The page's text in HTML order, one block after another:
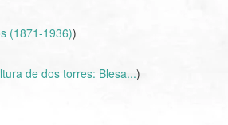
(1871-1936))
de dos torres: Blesa...)